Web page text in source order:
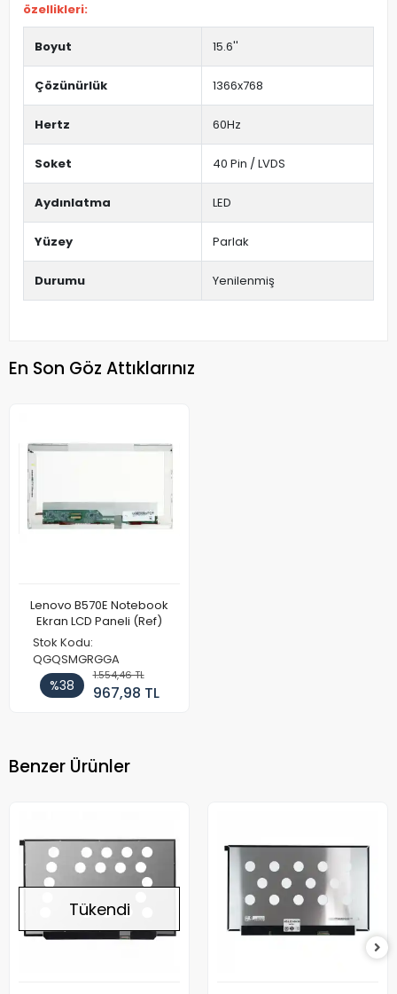
özellikleri:
Boyut 15.6''
Çözünürlük 1366x768
Hertz 60Hz
Soket 40 Pin / LVDS
Aydınlatma LED
Yüzey Parlak
Durumu Yenilenmiş
En Son Göz Attıklarınız
Lenovo B570E Notebook
Ekran LCD Paneli (Ref)
Stok Kodu:
QGQSMGRGGA
%38
1.554,46 TL
967,98 TL
Benzer Ürünler
Tükendi